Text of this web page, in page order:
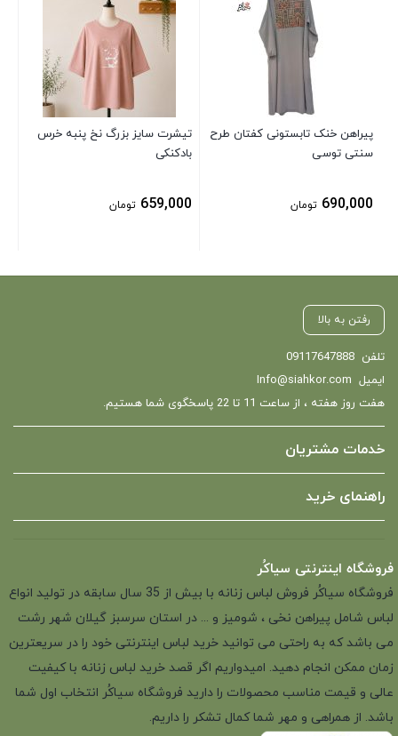
پیراهن خنک تابستونی کفتان طرح
سنتی توسی
690,000 تومان
تیشرت سایز بزرگ نخ پنبه خرس
بادکنکی
659,000 تومان
رفتن به بالا
تلفن 09117647888
ایمیل Info@siahkor.com
هفت روز هفته ، از ساعت 11 تا 22 پاسخگوی شما هستیم.
خدمات مشتریان
راهنمای خرید
فروشگاه اینترنتی سیاکُر
فروشگاه سیاکُر فروش لباس زنانه با بیش از 35 سال سابقه در تولید انواع
لباس شامل پیراهن نخی ، شومیز و ... در استان سرسبز گیلان شهر رشت
می باشد که به راحتی می توانید خرید لباس اینترنتی خود را در سریعترین
زمان ممکن انجام دهید. امیدواریم اگر قصد خرید لباس زنانه با کیفیت
عالی و قیمت مناسب محصولات را دارید فروشگاه سیاکُر انتخاب اول شما
باشد. از همراهی و مهر شما کمال تشکر را داریم.